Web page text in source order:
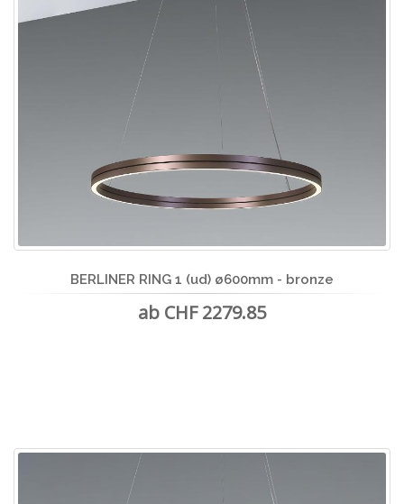
BERLINER RING 1 (ud) ø600mm - bronze
ab CHF 2279.85